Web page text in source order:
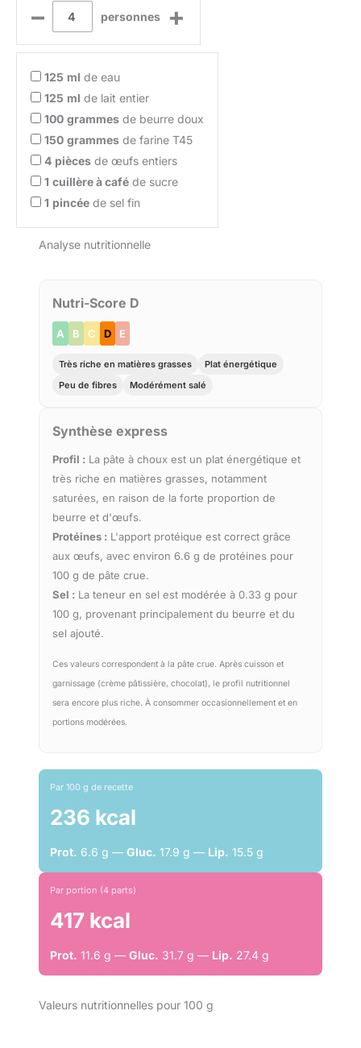
– personnes +
125 ml de eau
125 ml de lait entier
100 grammes de beurre doux
150 grammes de farine T45
4 pièces de œufs entiers
1 cuillère à café de sucre
1 pincée de sel fin
Analyse nutritionnelle
Nutri-Score D
A B C D E
Très riche en matières grasses
Plat énergétique
Peu de fibres
Modérément salé
Synthèse express
Profil : La pâte à choux est un plat énergétique et
très riche en matières grasses, notamment
saturées, en raison de la forte proportion de
beurre et d'œufs.
Protéines : L'apport protéique est correct grâce
aux œufs, avec environ 6.6 g de protéines pour
100 g de pâte crue.
Sel : La teneur en sel est modérée à 0.33 g pour
100 g, provenant principalement du beurre et du
sel ajouté.
Ces valeurs correspondent à la pâte crue. Après cuisson et
garnissage (crème pâtissière, chocolat), le profil nutritionnel
sera encore plus riche. À consommer occasionnellement et en
portions modérées.
Par 100 g de recette
236 kcal
Prot. 6.6 g — Gluc. 17.9 g — Lip. 15.5 g
Par portion (4 parts)
417 kcal
Prot. 11.6 g — Gluc. 31.7 g — Lip. 27.4 g
Valeurs nutritionnelles pour 100 g